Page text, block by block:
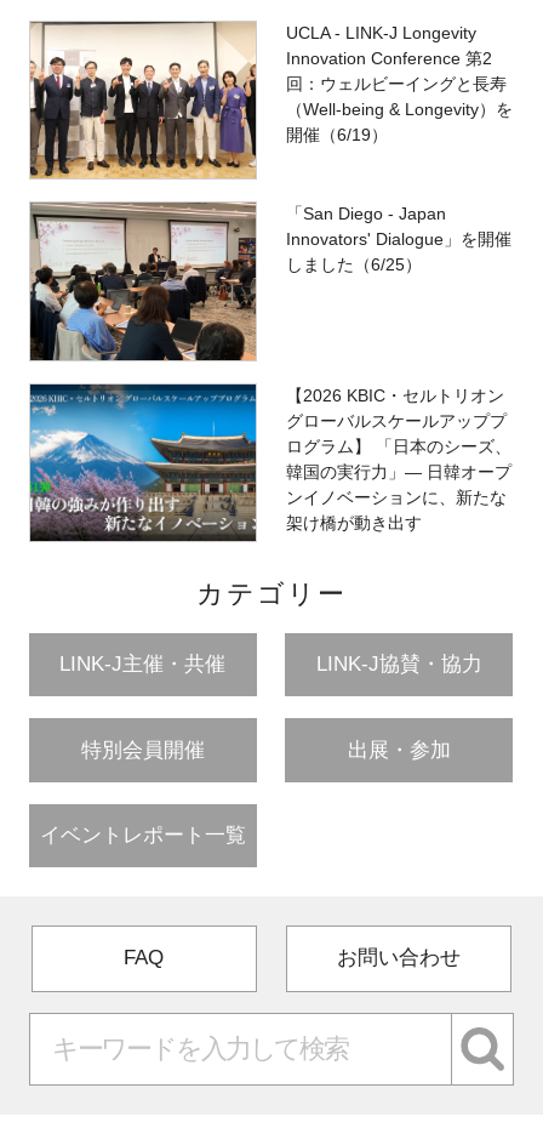
UCLA - LINK-J Longevity
Innovation Conference 第2
回：ウェルビーイングと長寿
（Well-being & Longevity）を
開催（6/19）
「San Diego - Japan
Innovators' Dialogue」を開催
しました（6/25）
【2026 KBIC・セルトリオン
グローバルスケールアッププ
ログラム】 「日本のシーズ、
韓国の実行力」― 日韓オープ
ンイノベーションに、新たな
架け橋が動き出す
カテゴリー
LINK-J主催・共催 LINK-J協賛・協力
特別会員開催 出展・参加
イベントレポート一覧
FAQ お問い合わせ